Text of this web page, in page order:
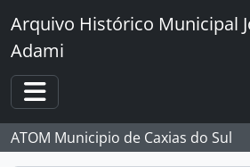
Skip to main content
Arquivo Histórico Municipal
Adami
Toggle navigation
ATOM Municipio de Caxias do Sul